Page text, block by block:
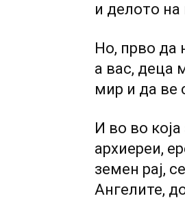
и делото
Но, прво да
а вас, деца
мир и да ве
И во во
архиереи,
земен рај,
Ангелите,